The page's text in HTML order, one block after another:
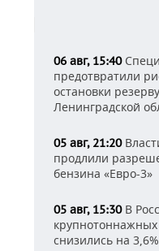
06 авг, 15:40
предотвратили
остановки
Ленинградской
05 авг, 21:20
продлили
бензина «Евро-3»
05 авг, 15:30В
крупнотоннажных
снизились на